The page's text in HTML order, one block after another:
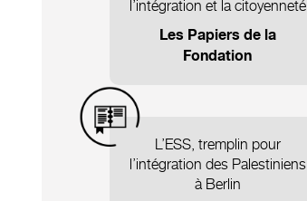
l’intégration et la citoyenneté
Les Papiers de la
Fondation
L’ESS, tremplin pour
l’intégration des Palestiniens
à Berlin